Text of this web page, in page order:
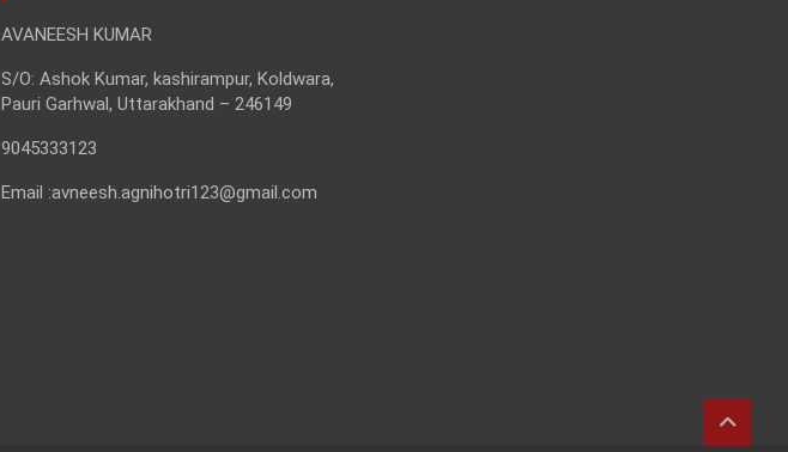
AVANEESH KUMAR
S/O: Ashok Kumar, kashirampur, Koldwara,
Pauri Garhwal, Uttarakhand – 246149
9045333123
Email :avneesh.agnihotri123@gmail.com